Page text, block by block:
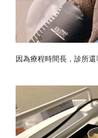
因為療程時間長，診所